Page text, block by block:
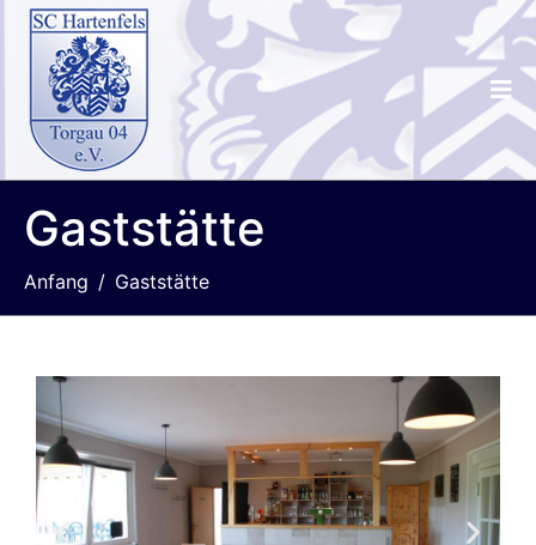
Gaststätte
Anfang Gaststätte